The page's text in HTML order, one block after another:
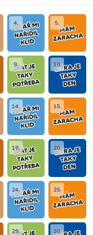
4. 5.
9. 10.
14. 15.
19. 20.
24. 25.
29. 30.